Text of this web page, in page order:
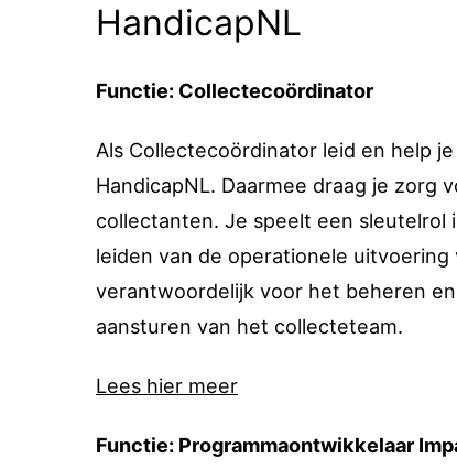
HandicapNL
Functie: Collectecoördinator
Als Collectecoördinator leid en help
HandicapNL. Daarmee draag je zorg
collectanten. Je speelt een
leiden van de operationele
verantwoordelijk voor het beheren
aansturen van het collecteteam.
Lees hier meer
Functie: Programmaontwikkelaar